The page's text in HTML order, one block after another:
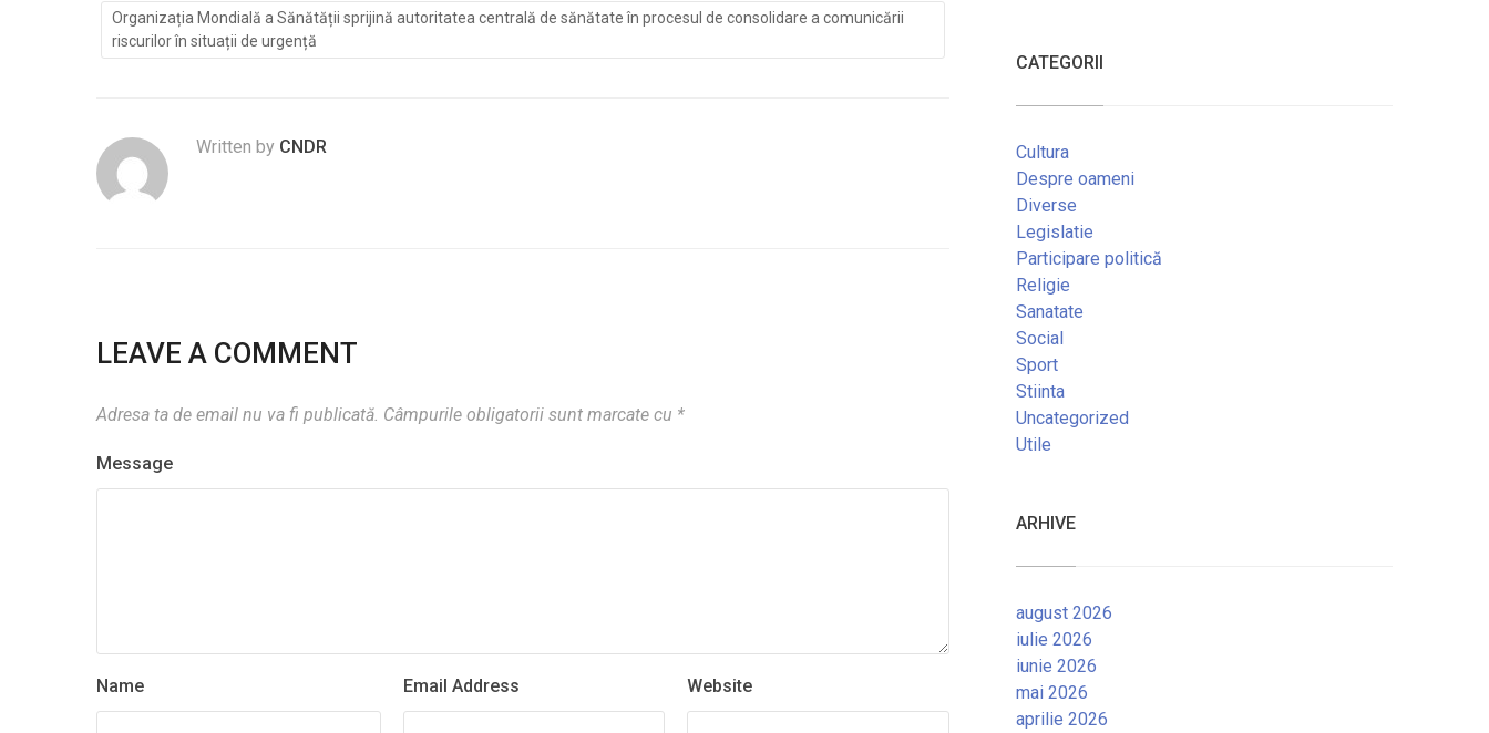
Organizația Mondială a Sănătății sprijină autoritatea centrală de sănătate în procesul de consolidare a comunicării
riscurilor în situații de urgență
Written by CNDR
LEAVE A COMMENT
Adresa ta de email nu va fi publicată. Câmpurile obligatorii sunt marcate cu *
Message
Name Email Address Website
CATEGORII
Cultura
Despre oameni
Diverse
Legislatie
Participare politică
Religie
Sanatate
Social
Sport
Stiinta
Uncategorized
Utile
ARHIVE
august 2026
iulie 2026
iunie 2026
mai 2026
aprilie 2026